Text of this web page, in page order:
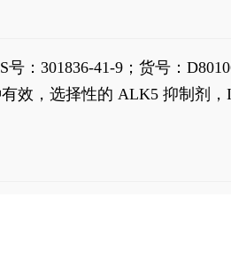
：301836-41-9；货号：
效，选择性的 ALK5 抑制剂